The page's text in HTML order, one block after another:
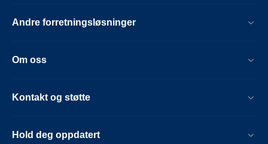
Andre forretningsløsninger
Om oss
Kontakt og støtte
Hold deg oppdatert